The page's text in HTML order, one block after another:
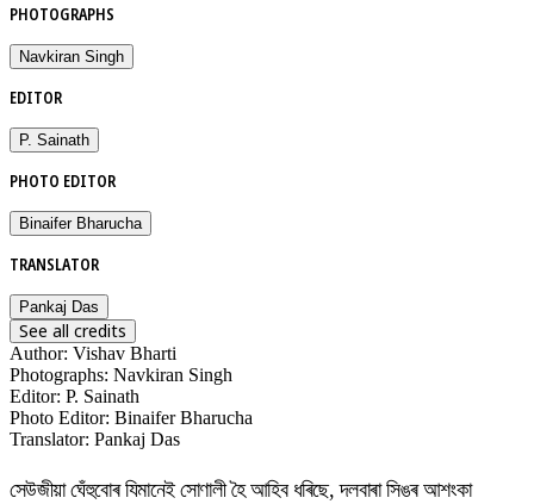
PHOTOGRAPHS
Navkiran Singh
EDITOR
P. Sainath
PHOTO EDITOR
Binaifer Bharucha
TRANSLATOR
Pankaj Das
See all credits
Author: Vishav Bharti
Photographs: Navkiran Singh
Editor: P. Sainath
Photo Editor: Binaifer Bharucha
Translator: Pankaj Das
সেউজীয়া ঘেঁহুবোৰ যিমানেই সোণালী হৈ আহিব ধৰিছে, দলবাৰা সিঙৰ আশংকা